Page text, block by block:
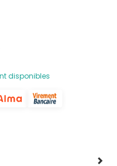
disponibles